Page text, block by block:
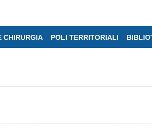
CHIRURGIA POLI TERRITORIALI